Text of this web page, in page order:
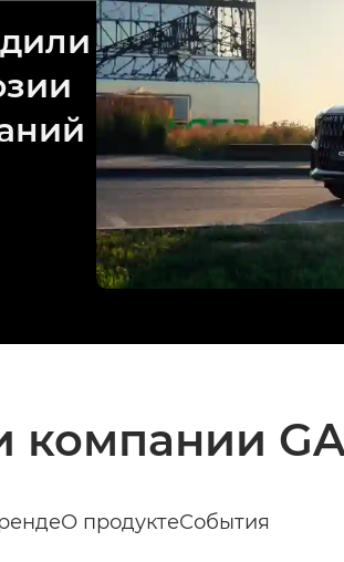
компании
О продуктеСобытия